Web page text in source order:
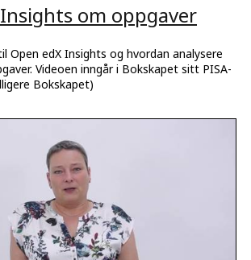
om oppgaver
Open edX Insights og hvordan analysere
Videoen inngår i Bokskapet sitt PISA-
Bokskapet)